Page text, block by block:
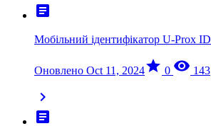
article
Мобільний ідентифікатор U-Prox ID
Оновлено Oct 11, 2024star 0 visibility 143
chevron_right
article